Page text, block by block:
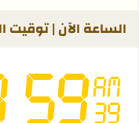
الساعة الآن |